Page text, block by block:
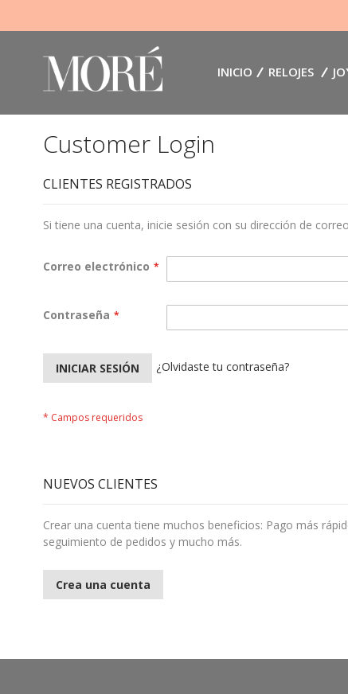
INICIO RELOJES
Customer Login
CLIENTES REGISTRADOS
Si tiene una cuenta, inicie sesión con su dirección de
Correo electrónico
Contraseña
INICIAR SESIÓN ¿Olvidaste tu contraseña?
NUEVOS CLIENTES
Crear una cuenta tiene muchos beneficios: Pago más
seguimiento de pedidos y mucho más.
Crea una cuenta